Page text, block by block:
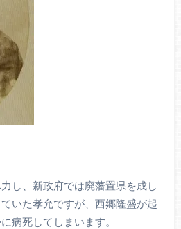
し、新政府では廃藩置県を成し
いた孝允ですが、西郷隆盛が起
病死してしまいます。